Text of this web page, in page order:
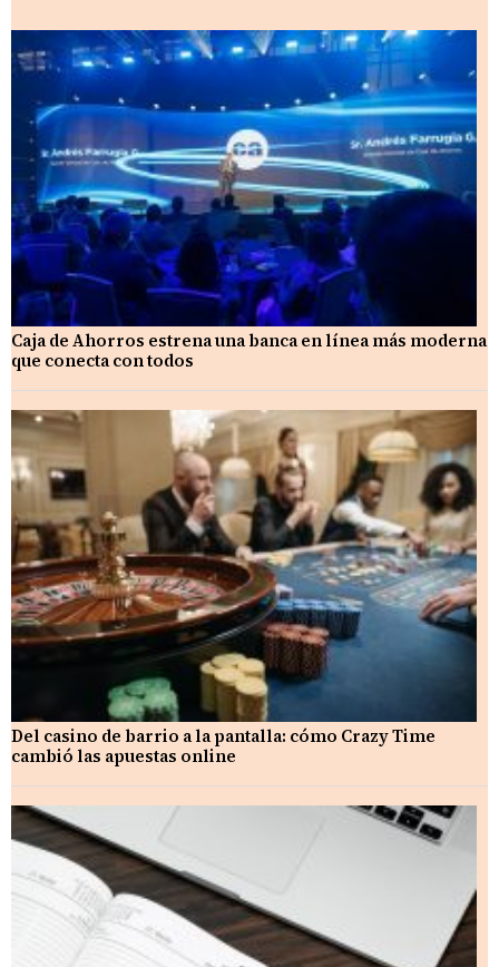
Caja de Ahorros estrena una banca en línea más moderna
que conecta con todos
Del casino de barrio a la pantalla: cómo Crazy Time
cambió las apuestas online